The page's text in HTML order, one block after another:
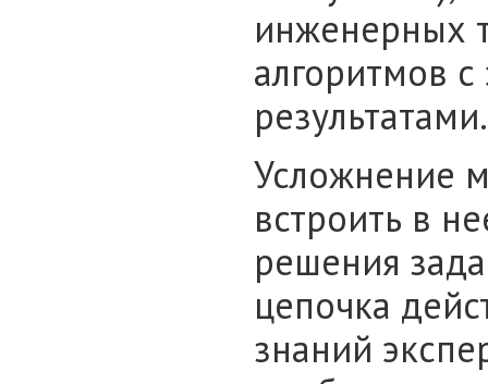
инженерных
алгоритмов
результатами.
Усложнение
встроить в
решения
цепочка
знаний